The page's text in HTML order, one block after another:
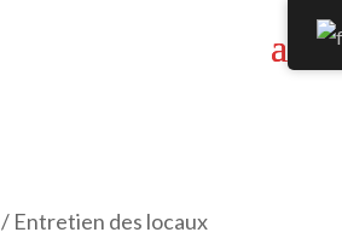
/ Entretien des locaux